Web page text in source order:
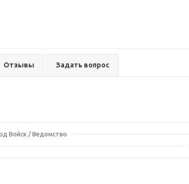
Отзывы Задать вопрос
Войск / Ведомство